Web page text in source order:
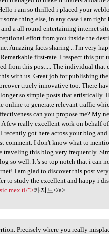
i am so thrilled i placed your
thing else, in any case i am
a all round entertaining internet
effort from you inside the
Amazing facts sharing .. I'm very
first-rate. I respect this put
from this post.... The individual that
with us. Great job for publishing
truely innovative too. There
so simple posts that artistically.
online to generate relevant traffic
can you propose me? My
few really excellent work on behalf
got here across your blog and
I don't know what to
traveling this blog very frequently.
so well. It’s so top notch that i can
I am glad to discover this post
to study the excellent and happy i
">카지노</a>
Precisely where you really